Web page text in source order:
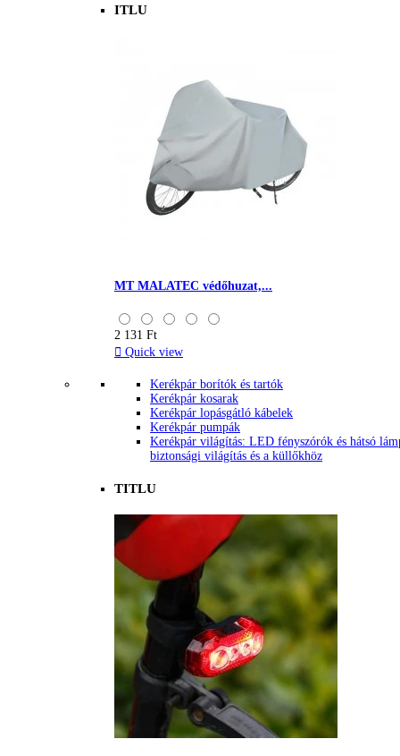
ITLU
MT MALATEC védőhuzat,...
2 131 Ft
 Quick view
Kerékpár borítók és tartók
Kerékpár kosarak
Kerékpár lopásgátló kábelek
Kerékpár pumpák
Kerékpár világítás: LED fényszórók és hátsó
biztonsági világítás és a küllőkhöz
TITLU